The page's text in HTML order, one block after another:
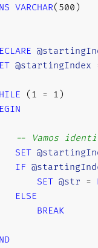
VARCHAR( 500 )
@startingIndex
( 1 = 1 )
-- Vamos
SET
IF
SET @str =
ELSE
BREAK